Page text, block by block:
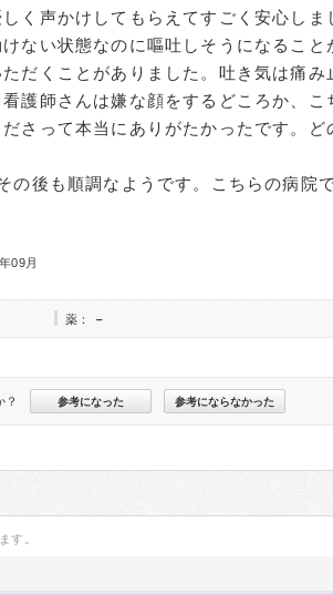
く声かけしてもらえてすごく安心しま
ない状態なのに嘔吐しそうになること
だくことがありました。吐き気は痛み
護師さんは嫌な顔をするどころか、こ
さって本当にありがたかったです。ど
の後も順調なようです。こちらの病院
09月
薬： －
？ 参考になった 参考にならなかった
す。